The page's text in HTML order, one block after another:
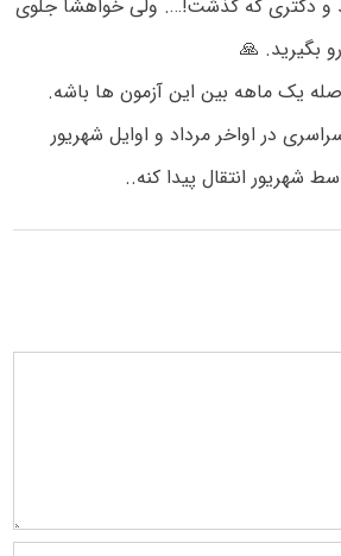
و دکتری که گذشت!…. ولی خواهشا جلوی
بگیرید. 🙏
یک ماهه بین این آزمون ها باشه.
در اواخر مرداد و اوایل شهریور
شهریور انتقال پیدا کنه..